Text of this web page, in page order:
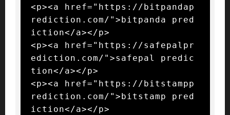
<p><a href="https://bitpandap
rediction.com/">bitpanda pred
iction</a></p>
<p><a href="https://safepalpr
ediction.com/">safepal predic
tion</a></p>
<p><a href="https://bitstampp
rediction.com/">bitstamp pred
iction</a></p>